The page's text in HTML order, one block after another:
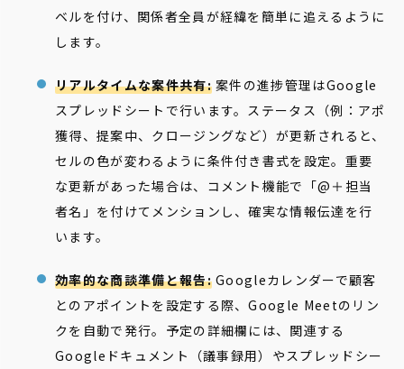
ベルを付け、関係者全員が経緯を簡単に追えるように
します。
リアルタイムな案件共有:案件の進捗管理はGoogle
スプレッドシートで行います。ステータス（例：アポ
獲得、提案中、クロージングなど）が更新されると、
セルの色が変わるように条件付き書式を設定。重要
な更新があった場合は、コメント機能で「@＋担当
者名」を付けてメンションし、確実な情報伝達を行
います。
効率的な商談準備と報告:Googleカレンダーで顧客
とのアポイントを設定する際、Google Meetのリン
クを自動で発行。予定の詳細欄には、関連する
Googleドキュメント（議事録用）やスプレッドシー